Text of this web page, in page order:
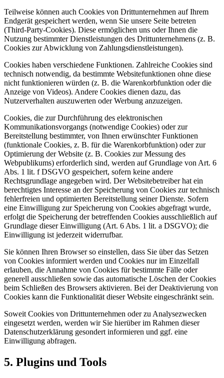
Teilweise können auch Cookies von Drittunternehmen auf Ihrem
Endgerät gespeichert werden, wenn Sie unsere Seite betreten
(Third-Party-Cookies). Diese ermöglichen uns oder Ihnen die
Nutzung bestimmter Dienstleistungen des Drittunternehmens (z. B.
Cookies zur Abwicklung von Zahlungsdienstleistungen).
Cookies haben verschiedene Funktionen. Zahlreiche Cookies sind
technisch notwendig, da bestimmte Websitefunktionen ohne diese
nicht funktionieren würden (z. B. die Warenkorbfunktion oder die
Anzeige von Videos). Andere Cookies dienen dazu, das
Nutzerverhalten auszuwerten oder Werbung anzuzeigen.
Cookies, die zur Durchführung des elektronischen
Kommunikationsvorgangs (notwendige Cookies) oder zur
Bereitstellung bestimmter, von Ihnen erwünschter Funktionen
(funktionale Cookies, z. B. für die Warenkorbfunktion) oder zur
Optimierung der Website (z. B. Cookies zur Messung des
Webpublikums) erforderlich sind, werden auf Grundlage von Art. 6
Abs. 1 lit. f DSGVO gespeichert, sofern keine andere
Rechtsgrundlage angegeben wird. Der Websitebetreiber hat ein
berechtigtes Interesse an der Speicherung von Cookies zur technisch
fehlerfreien und optimierten Bereitstellung seiner Dienste. Sofern
eine Einwilligung zur Speicherung von Cookies abgefragt wurde,
erfolgt die Speicherung der betreffenden Cookies ausschließlich auf
Grundlage dieser Einwilligung (Art. 6 Abs. 1 lit. a DSGVO); die
Einwilligung ist jederzeit widerrufbar.
Sie können Ihren Browser so einstellen, dass Sie über das Setzen
von Cookies informiert werden und Cookies nur im Einzelfall
erlauben, die Annahme von Cookies für bestimmte Fälle oder
generell ausschließen sowie das automatische Löschen der Cookies
beim Schließen des Browsers aktivieren. Bei der Deaktivierung von
Cookies kann die Funktionalität dieser Website eingeschränkt sein.
Soweit Cookies von Drittunternehmen oder zu Analysezwecken
eingesetzt werden, werden wir Sie hierüber im Rahmen dieser
Datenschutzerklärung gesondert informieren und ggf. eine
Einwilligung abfragen.
5. Plugins und Tools